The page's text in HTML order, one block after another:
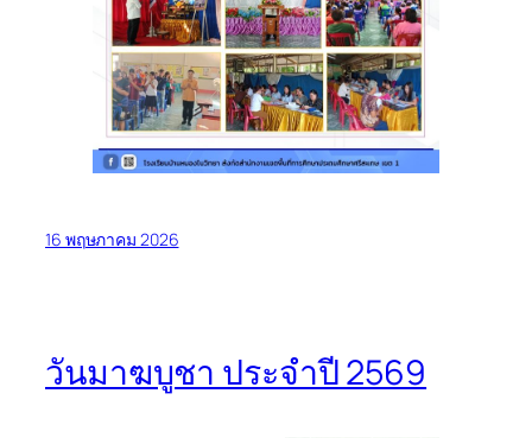
16 พฤษภาคม 2026
วันมาฆบูชา ประจำปี 2569